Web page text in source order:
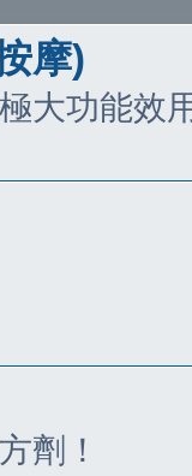
摩)
大功能效
劑！